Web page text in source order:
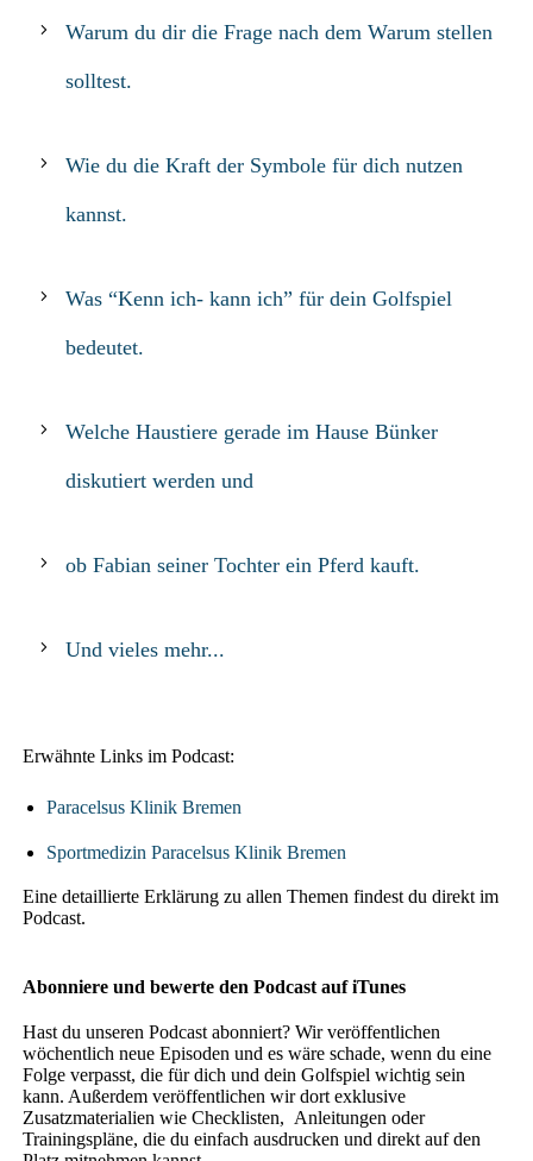
Warum du dir die Frage nach dem Warum stellen
solltest.
Wie du die Kraft der Symbole für dich nutzen
kannst.
Was “Kenn ich- kann ich” für dein Golfspiel
bedeutet.
Welche Haustiere gerade im Hause Bünker
diskutiert werden und
ob Fabian seiner Tochter ein Pferd kauft.
Und vieles mehr...
Erwähnte Links im Podcast:
Paracelsus Klinik Bremen
Sportmedizin Paracelsus Klinik Bremen
Eine detaillierte Erklärung zu allen Themen findest du direkt im
Podcast.
Abonniere und bewerte den Podcast auf iTunes
Hast du unseren Podcast abonniert? Wir veröffentlichen
wöchentlich neue Episoden und es wäre schade, wenn du eine
Folge verpasst, die für dich und dein Golfspiel wichtig sein
kann. Außerdem veröffentlichen wir dort exklusive
Zusatzmaterialien wie Checklisten, Anleitungen oder
Trainingspläne, die du einfach ausdrucken und direkt auf den